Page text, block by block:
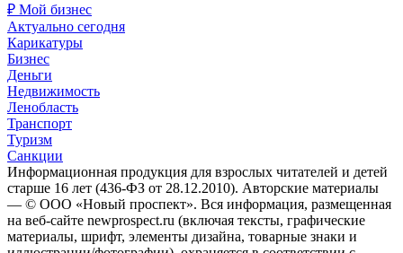
₽ Мой бизнес
Актуально сегодня
Карикатуры
Бизнес
Деньги
Недвижимость
Ленобласть
Транспорт
Туризм
Санкции
Информационная продукция для взрослых читателей и детей
старше 16 лет (436-ФЗ от 28.12.2010). Авторские материалы
— © ООО «Новый проспект». Вся информация, размещенная
на веб-сайте newprospect.ru (включая тексты, графические
материалы, шрифт, элементы дизайна, товарные знаки и